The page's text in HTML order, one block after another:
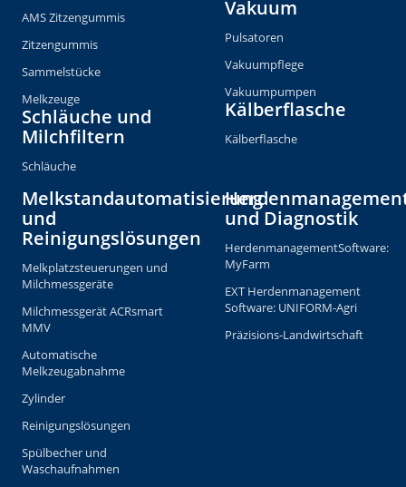
AMS Zitzengummis
Zitzengummis
Sammelstücke
Melkzeuge
Schläuche und
Milchfiltern
Schläuche
Vakuum
Pulsatoren
Vakuumpflege
Vakuumpumpen
Kälberflasche
Kälberflasche
Melkstandautomatisierung
und
Reinigungslösungen
Melkplatzsteuerungen und
Milchmessgeräte
Milchmessgerät ACRsmart
MMV
Automatische
Melkzeugabnahme
Zylinder
Reinigungslösungen
Spülbecher und
Waschaufnahmen
und Diagnostik
HerdenmanagementSoftware:
MyFarm
EXT Herdenmanagement
Software: UNIFORM-Agri
Präzisions-Landwirtschaft